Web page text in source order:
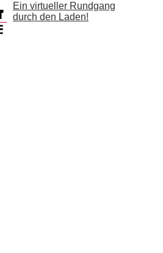
Ein virtueller Rundgang
durch den Laden!